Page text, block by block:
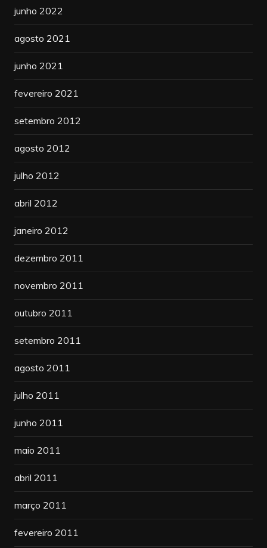
junho 2022
agosto 2021
junho 2021
fevereiro 2021
setembro 2012
agosto 2012
julho 2012
abril 2012
janeiro 2012
dezembro 2011
novembro 2011
outubro 2011
setembro 2011
agosto 2011
julho 2011
junho 2011
maio 2011
abril 2011
março 2011
fevereiro 2011